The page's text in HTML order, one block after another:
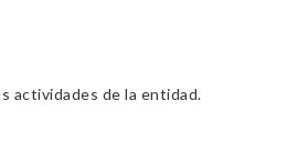
actividades de la entidad.